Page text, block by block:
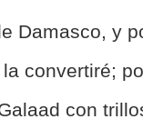
Damasco, y
convertiré;
con